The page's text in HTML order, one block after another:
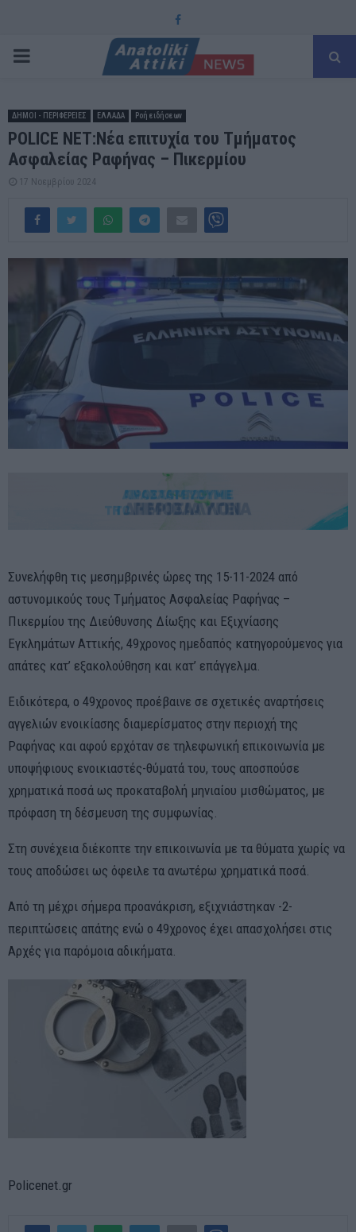
Facebook
PRIMARY
ΔΗΜΟΙ - ΠΕΡΙΦΕΡΕΙΕΣ ΕΛΛΑΔΑ Ροή ειδήσεων
POLICE NET:Νέα επιτυχία του Τμήματος
Ασφαλείας Ραφήνας – Πικερμίου
17 Νοεμβρίου 2024
Συνελήφθη τις μεσημβρινές ώρες της 15-11-2024 από
αστυνομικούς τους Τμήματος Ασφαλείας Ραφήνας –
Πικερμίου της Διεύθυνσης Δίωξης και Εξιχνίασης
Εγκλημάτων Αττικής, 49χρονος ημεδαπός κατηγορούμενος για
απάτες κατ’ εξακολούθηση και κατ’ επάγγελμα.
Ειδικότερα, ο 49χρονος προέβαινε σε σχετικές αναρτήσεις
αγγελιών ενοικίασης διαμερίσματος στην περιοχή της
Ραφήνας και αφού ερχόταν σε τηλεφωνική επικοινωνία με
υποψήφιους ενοικιαστές-θύματά του, τους αποσπούσε
χρηματικά ποσά ως προκαταβολή μηνιαίου μισθώματος, με
πρόφαση τη δέσμευση της συμφωνίας.
Στη συνέχεια διέκοπτε την επικοινωνία με τα θύματα χωρίς να
τους αποδώσει ως όφειλε τα ανωτέρω χρηματικά ποσά.
Από τη μέχρι σήμερα προανάκριση, εξιχνιάστηκαν -2-
περιπτώσεις απάτης ενώ ο 49χρονος έχει απασχολήσει στις
Αρχές για παρόμοια αδικήματα.
Policenet.gr